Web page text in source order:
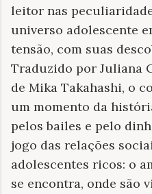
leitor nas
universo adolescente
tensão, com suas
Traduzido por Juliana
de Mika Takahashi, o
um momento da
pelos bailes e pelo
jogo das relações
adolescentes ricos: o
se encontra, onde são